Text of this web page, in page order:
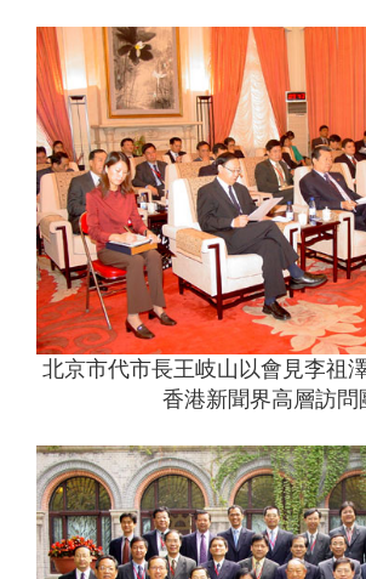
北京市代市長王岐山以會見李祖
香港新聞界高層訪問